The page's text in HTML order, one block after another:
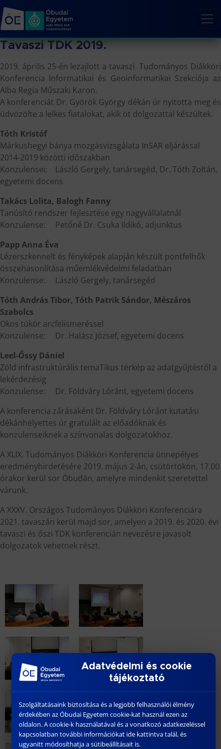
Tavaszi TDK 2019.
2019. április 25-én lezajlott a tavaszi Tudományos Diákköri
Konferencia Informatikai és Geoinformatikai Szekciója az
Alba Regia Műszaki Karon.
A konferenciát Dr. Györök György dékán úr nyitotta meg és
üdvözölte a lelkes fiatalokat, akik öt dolgozattal készültek.
Tóth Kristóf
Márkushegyi bánya mozgásvizsgálata InSAR eljárással
2014-2019 közötti időszakban
Konzulensei: László Gergely, tanársegéd, Dr. Tóth Zoltán,
egyetemi docens
Takács Lolita, Balogh Fanny
Tanúsító rendszer fejlesztése egy nagyvállalatnál
Konzulense: Petőné Dr. Csuka Ildikó, adjunktus
Papp Anna Éva
Lézerszkennelt és fényképek alapján készült pontfelhők
összehasonlítása műemlékvédelmi feladatban
Konzulense: László Gergely, tanársegéd
Tóth András Tibor, Tóth Patrik Sándor, Mészáros
Szabolcs
Okos tükör arcfelismeréssel
Konzulense: Dr. Halász József, egyetemi docens
Leel-Őssy Dániel
Zöld infrastruktúrális temaTikus térkép az adatgyűjtéstől a
lekérdezésig
Konzulense: Dr. Földváry Lóránt, egyetemi docens
A konferencia zárásaként Dr. Földváry Lóránt kutatási
dékánhelyettes úr gratulált az előadóknak és
konzulenseiknek a színvonalas dolgozatokhoz.
A XLIX. Tudományos Diákköri Konferencia ünnepélyes
eredményhirdetésére 2019. május 2-án, csütörtökön, 17.00
órakor kerül sor Óbudán, amelyre mindenkit szeretettel
várunk.
A XXXV. Országos Tudományos Diákköri Konferenciára
2021. tavaszán kerül majd sor, amelyen a 2019. és 2020. évi
tavaszi és őszi TDK konferencián nevezésre javasolt
dolgozatok vehetnek részt.
Adatvédelmi és cookie
tájékoztató
Szolgáltatásaink biztosítása és a legjobb felhasználói élmény
érdekében az Óbudai Egyetem cookie-kat használ ezen az
oldalon. A cookie-k használatával és a vonatkozó adatkezeléssel
kapcsolatban további információkat ide kattintva talál, és
ugyanitt módosíthatja a sütibeállításait is.